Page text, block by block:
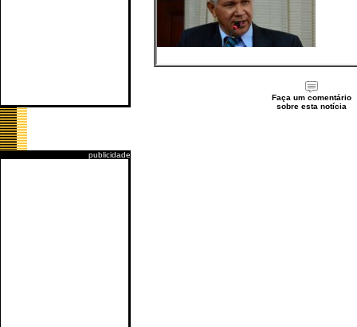
publicidade
Faça um comentário
sobre esta notícia